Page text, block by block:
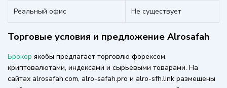
Реальный офис Не существует
Торговые условия и предложение Alrosafah
Брокер якобы предлагает торговлю форексом,
криптовалютами, индексами и сырьевыми товарами. На
сайтах alrosafah.com, alro-safah.pro и alro-sfh.link размещены